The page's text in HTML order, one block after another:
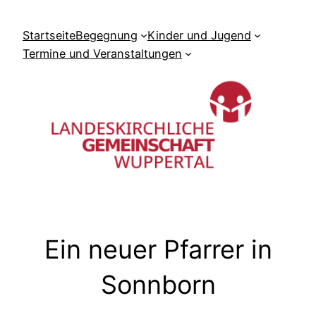
Inhalt
springen
StartseiteBegegnung
Kinder und Jugend
Termine und Veranstaltungen
Ein neuer Pfarrer in
Sonnborn